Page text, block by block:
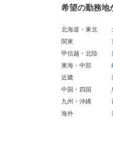
希望の勤務地
北海道・東北
関東
甲信越・北陸
東海・中部
近畿
中国・四国
九州・沖縄
海外